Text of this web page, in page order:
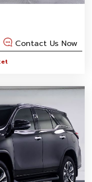
Contact Us Now